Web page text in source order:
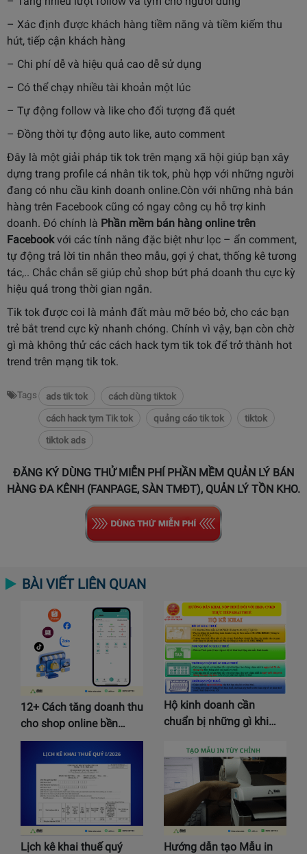
– Xác định được khách hàng tiềm năng và tiềm kiếm thu
hút, tiếp cận khách hàng
– Chi phí dễ và hiệu quả cao dễ sử dụng
– Có thể chạy nhiều tài khoản một lúc
– Tự động follow và like cho đối tượng đã quét
– Đồng thời tự động auto like, auto comment
Đây là một giải pháp tik tok trên mạng xã hội giúp bạn xây
dựng trang profile cá nhân tik tok, phù hợp với những người
đang có nhu cầu kinh doanh online.Còn với những nhà bán
hàng trên Facebook cũng có ngay công cụ hỗ trợ kinh
doanh. Đó chính là Phần mềm bán hàng online trên
Facebookvới các tính năng đặc biệt như lọc – ẩn comment,
tự động trả lời tin nhắn theo mẫu, gợi ý chat, thống kê tương
tác,.. Chắc chắn sẽ giúp chủ shop bứt phá doanh thu cực kỳ
hiệu quả trong thời gian ngắn.
Tik tok được coi là mảnh đất màu mỡ béo bở, cho các bạn
trẻ bắt trend cực kỳ nhanh chóng. Chính vì vậy, bạn còn chờ
gì mà không thử các cách hack tym tik tok để trở thành hot
trend trên mạng tik tok.
Tags ads tik tok
cách dùng tiktok
cách hack tym Tik tok
quảng cáo tik tok
tiktok
tiktok ads
ĐĂNG KÝ DÙNG THỬ MIỄN PHÍ PHẦN MỀM QUẢN LÝ BÁN
HÀNG ĐA KÊNH (FANPAGE, SÀN TMĐT), QUẢN LÝ TỒN KHO.
BÀI VIẾT LIÊN QUAN
12+ Cách tăng doanh thu
cho shop online bền…
Hộ kinh doanh cần
chuẩn bị những gì khi…
Lịch kê khai thuế quý
Hướng dẫn tạo Mẫu in